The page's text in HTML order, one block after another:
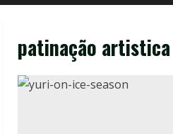
patinação artistica